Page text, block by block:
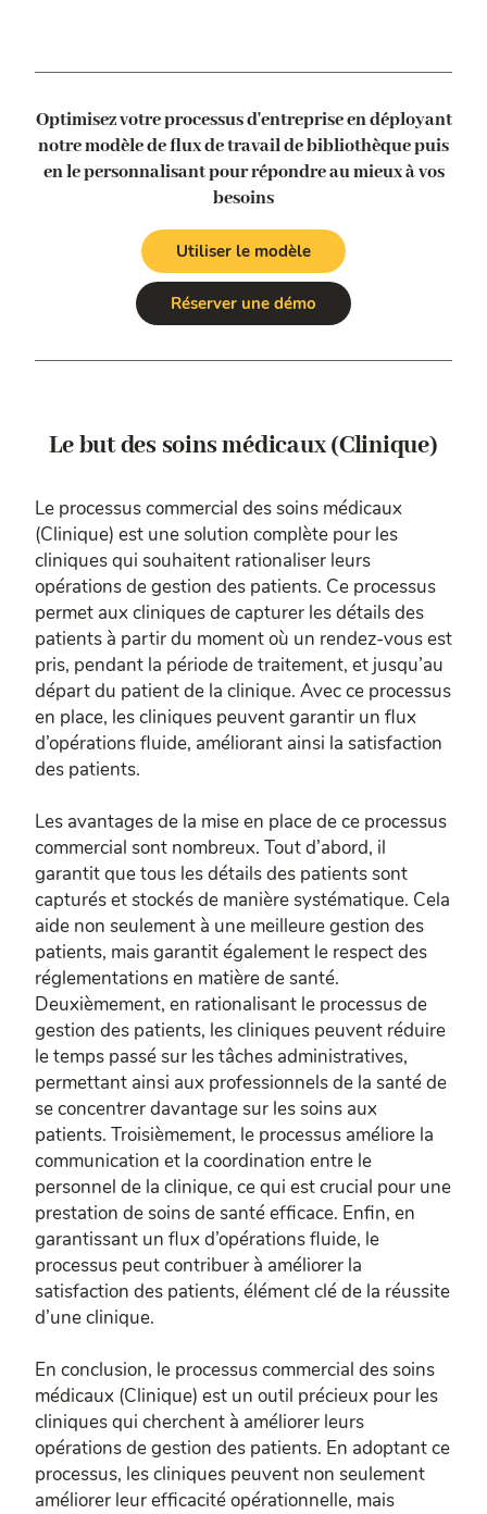
Optimisez votre processus d'entreprise en déployant
notre modèle de flux de travail de bibliothèquepuis
en le personnalisant pour répondre au mieux à vos
besoins
Utiliser le modèle
Réserver une démo
Le but des soins médicaux (Clinique)
Le processus commercial des soins médicaux
(Clinique) est une solution complète pour les
cliniques qui souhaitent rationaliser leurs
opérations de gestion des patients. Ce processus
permet aux cliniques de capturer les détails des
patients à partir du moment où un rendez-vous est
pris, pendant la période de traitement, et jusqu’au
départ du patient de la clinique. Avec ce processus
en place, les cliniques peuvent garantir un flux
d’opérations fluide, améliorant ainsi la satisfaction
des patients.
Les avantages de la mise en place de ce processus
commercial sont nombreux. Tout d’abord, il
garantit que tous les détails des patients sont
capturés et stockés de manière systématique. Cela
aide non seulement à une meilleure gestion des
patients, mais garantit également le respect des
réglementations en matière de santé.
Deuxièmement, en rationalisant le processus de
gestion des patients, les cliniques peuvent réduire
le temps passé sur les tâches administratives,
permettant ainsi aux professionnels de la santé de
se concentrer davantage sur les soins aux
patients. Troisièmement, le processus améliore la
communication et la coordination entre le
personnel de la clinique, ce qui est crucial pour une
prestation de soins de santé efficace. Enfin, en
garantissant un flux d’opérations fluide, le
processus peut contribuer à améliorer la
satisfaction des patients, élément clé de la réussite
d’une clinique.
En conclusion, le processus commercial des soins
médicaux (Clinique) est un outil précieux pour les
cliniques qui cherchent à améliorer leurs
opérations de gestion des patients. En adoptant ce
processus, les cliniques peuvent non seulement
améliorer leur efficacité opérationnelle, mais